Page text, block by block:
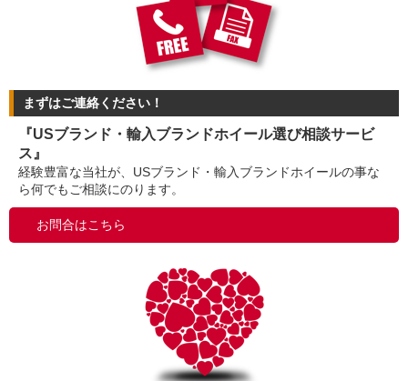
まずはご連絡ください！
『USブランド・輸入ブランドホイール選び相談サービ
ス』
経験豊富な当社が、USブランド・輸入ブランドホイールの事な
ら何でもご相談にのります。
お問合はこちら